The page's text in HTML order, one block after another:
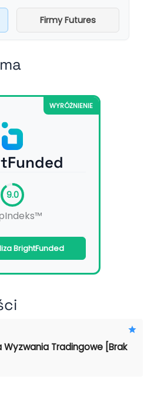
Firmy Futures
WYRÓŻNIENIE
9.0
BrightFunded
Tradingowe [Brak